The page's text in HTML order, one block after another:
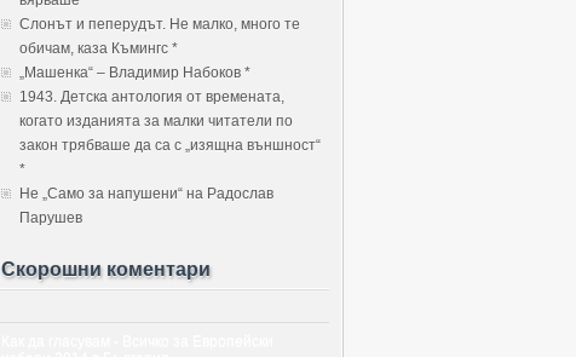
Слонът и пеперудът. Не малко, много те
обичам, каза Къмингс *
„Машенка“ – Владимир Набоков *
1943. Детска антология от времената,
когато изданията за малки читатели по
закон трябваше да са с „изящна външност“
*
Не „Само за напушени“ на Радослав
Парушев
Скорошни коментари